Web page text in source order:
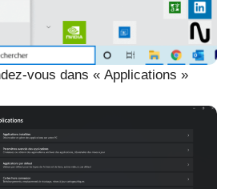
vous dans « Applications »